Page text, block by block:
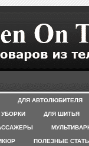
ДЛЯ АВТОЛЮБИТЕЛЯ
УБОРКИ ДЛЯ ШИТЬЯ
ПОЛЕЗНЫЕ